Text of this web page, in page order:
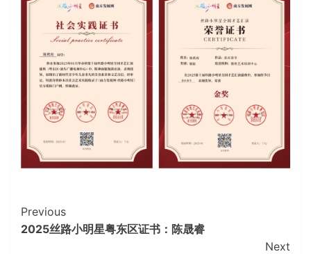
Continue
Reading
Previous
2025丝路小明星粤东区证书：陈晟睿
Next